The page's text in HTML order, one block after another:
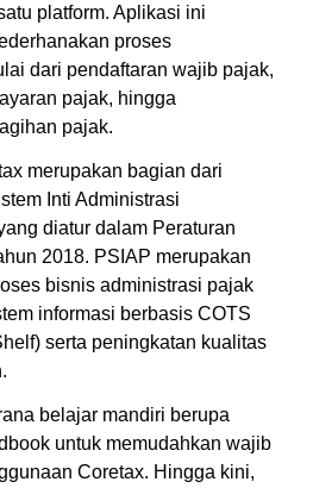
platform. Aplikasi ini
proses
dari pendaftaran wajib pajak,
pajak, hingga
pajak.
merupakan bagian dari
Inti Administrasi
diatur dalam Peraturan
2018. PSIAP merupakan
bisnis administrasi pajak
informasi berbasis COTS
serta peningkatan kualitas
belajar mandiri berupa
untuk memudahkan wajib
Coretax. Hingga kini,